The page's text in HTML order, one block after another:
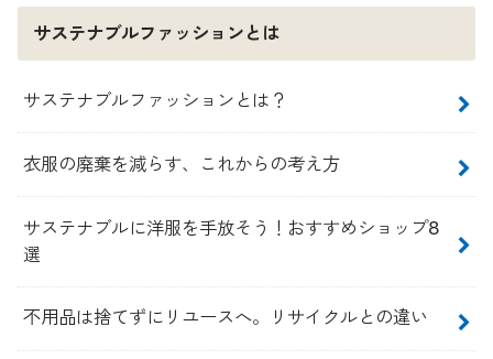
サステナブルファッションとは
サステナブルファッションとは？
衣服の廃棄を減らす、これからの考え方
サステナブルに洋服を手放そう！おすすめショップ8
選
不用品は捨てずにリユースへ。リサイクルとの違い